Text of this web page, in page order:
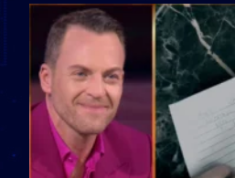
mungojë zilja e